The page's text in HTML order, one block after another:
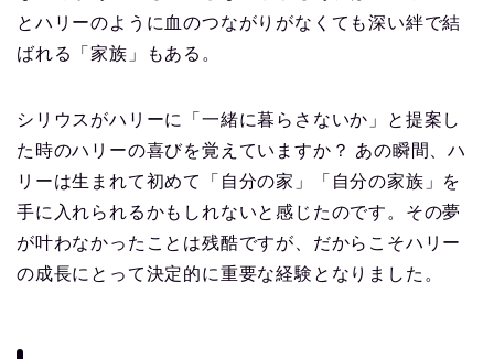
とハリーのように血のつながりがなくても深い絆で結
ばれる「家族」もある。
シリウスがハリーに「一緒に暮らさないか」と提案し
た時のハリーの喜びを覚えていますか？ あの瞬間、ハ
リーは生まれて初めて「自分の家」「自分の家族」を
手に入れられるかもしれないと感じたのです。その夢
が叶わなかったことは残酷ですが、だからこそハリー
の成長にとって決定的に重要な経験となりました。